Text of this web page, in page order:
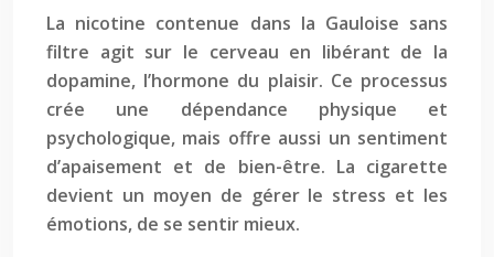
La nicotine contenue dans la Gauloise sans
filtre agit sur le cerveau en libérant de la
dopamine, l’hormone du plaisir. Ce processus
crée une dépendance physique et
psychologique, mais offre aussi un sentiment
d’apaisement et de bien-être. La cigarette
devient un moyen de gérer le stress et les
émotions, de se sentir mieux.